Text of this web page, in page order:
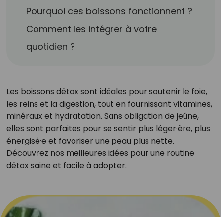
Pourquoi ces boissons fonctionnent ?
Comment les intégrer à votre
quotidien ?
Les boissons détox sont idéales pour soutenir le foie,
les reins et la digestion, tout en fournissant vitamines,
minéraux et hydratation. Sans obligation de jeûne,
elles sont parfaites pour se sentir plus léger·ère, plus
énergisé·e et favoriser une peau plus nette.
Découvrez nos meilleures idées pour une routine
détox saine et facile à adopter.